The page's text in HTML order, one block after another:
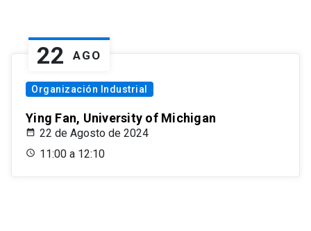
22 AGO
Organización Industrial
Ying Fan, University of Michigan
22 de Agosto de 2024
11:00 a 12:10